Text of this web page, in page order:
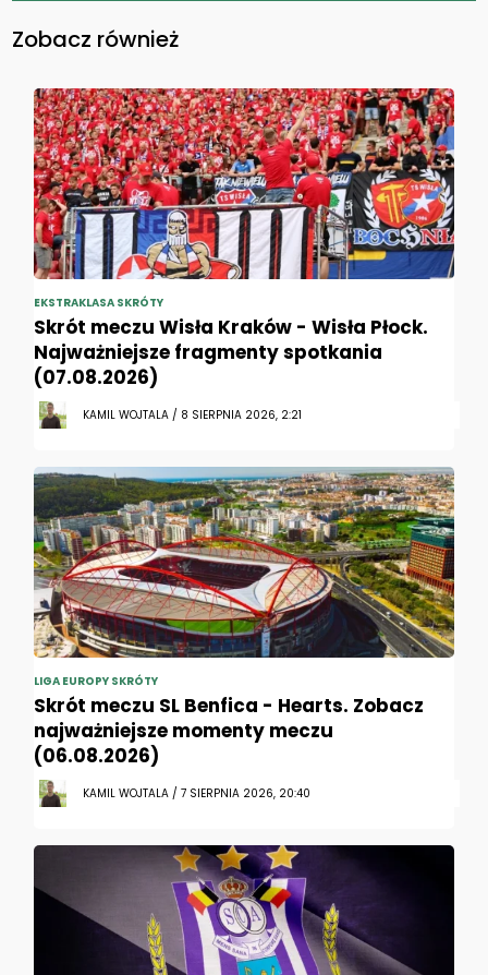
Zobacz również
EKSTRAKLASA SKRÓTY
Skrót meczu Wisła Kraków - Wisła Płock.
Najważniejsze fragmenty spotkania
(07.08.2026)
KAMIL WOJTALA / 8 SIERPNIA 2026, 2:21
LIGA EUROPY SKRÓTY
Skrót meczu SL Benfica - Hearts. Zobacz
najważniejsze momenty meczu
(06.08.2026)
KAMIL WOJTALA / 7 SIERPNIA 2026, 20:40